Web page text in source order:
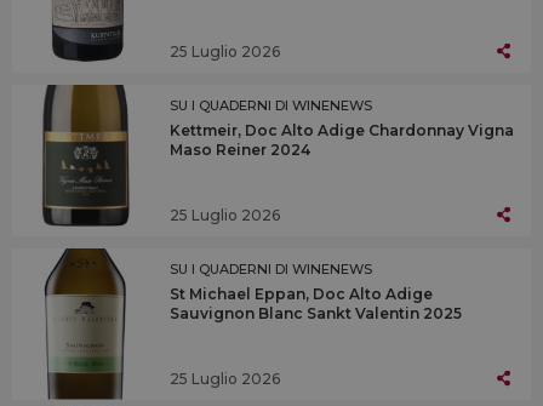
25 Luglio 2026
SU I QUADERNI DI WINENEWS
Kettmeir, Doc Alto Adige Chardonnay Vigna
Maso Reiner 2024
25 Luglio 2026
SU I QUADERNI DI WINENEWS
St Michael Eppan, Doc Alto Adige
Sauvignon Blanc Sankt Valentin 2025
25 Luglio 2026